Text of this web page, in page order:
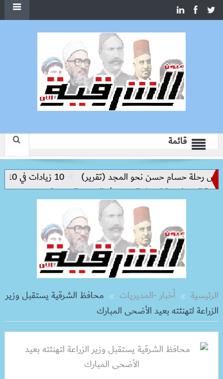
قائمة
رحلة حسام حسن نحو المجد (تقرير) 10 زيادات في 10 سنوات.. هل حان الوقت لرفع دعم البنزين نهائيا؟
الرئيسية أخبار -المديريات
محافظ الشرقية يستقبل وزير
الزراعة لتهنئته بعيد الأضحى المبارك